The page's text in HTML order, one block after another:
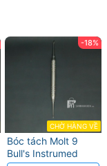
-18%
CHỜ HÀNG VỀ
Bóc tách Molt 9
Bull's Instrumed